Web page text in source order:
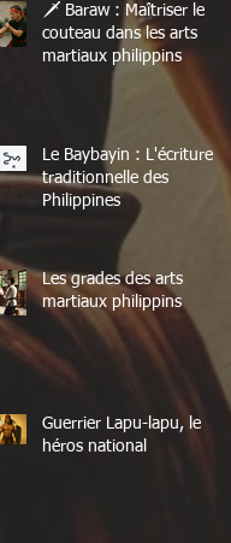
🗡️ Baraw : Maîtriser le
couteau dans les arts
martiaux philippins
Le Baybayin : L'écriture
traditionnelle des
Philippines
Les grades des arts
martiaux philippins
Guerrier Lapu-lapu, le
héros national